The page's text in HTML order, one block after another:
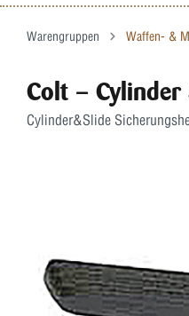
Warengruppen Waffen- &
Colt –
Cylinder&Slide